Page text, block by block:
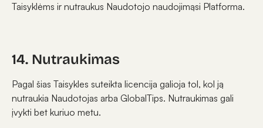
Taisyklėms ir nutraukus Naudotojo naudojimąsi Platforma.
14. Nutraukimas
Pagal šias Taisykles suteikta licencija galioja tol, kol ją
nutraukia Naudotojas arba GlobalTips. Nutraukimas gali
įvykti bet kuriuo metu.